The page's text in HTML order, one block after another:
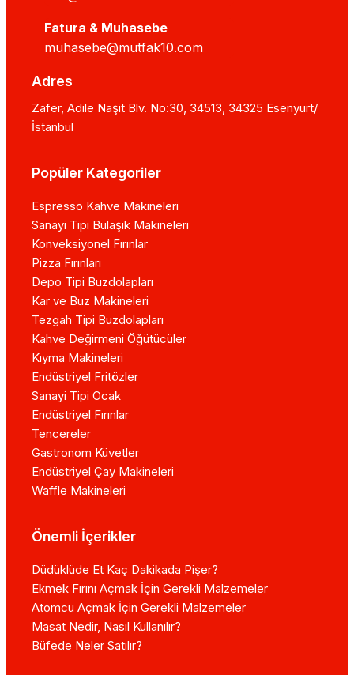
Fatura & Muhasebe
muhasebe@mutfak10.com
Adres
Zafer, Adile Naşit Blv. No:30, 34513, 34325 Esenyurt/
İstanbul
Popüler Kategoriler
Espresso Kahve Makineleri
Sanayi Tipi Bulaşık Makineleri
Konveksiyonel Fırınlar
Pizza Fırınları
Depo Tipi Buzdolapları
Kar ve Buz Makineleri
Tezgah Tipi Buzdolapları
Kahve Değirmeni Öğütücüler
Kıyma Makineleri
Endüstriyel Fritözler
Sanayi Tipi Ocak
Endüstriyel Fırınlar
Tencereler
Gastronom Küvetler
Endüstriyel Çay Makineleri
Waffle Makineleri
Önemli İçerikler
Düdüklüde Et Kaç Dakikada Pişer?
Ekmek Fırını Açmak İçin Gerekli Malzemeler
Atomcu Açmak İçin Gerekli Malzemeler
Masat Nedir, Nasıl Kullanılır?
Büfede Neler Satılır?